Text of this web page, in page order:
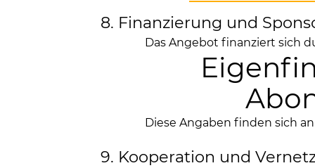
8. Finanzierung und
Das Angebot finanziert sich
Diese Angaben finden sich
9. Kooperation und